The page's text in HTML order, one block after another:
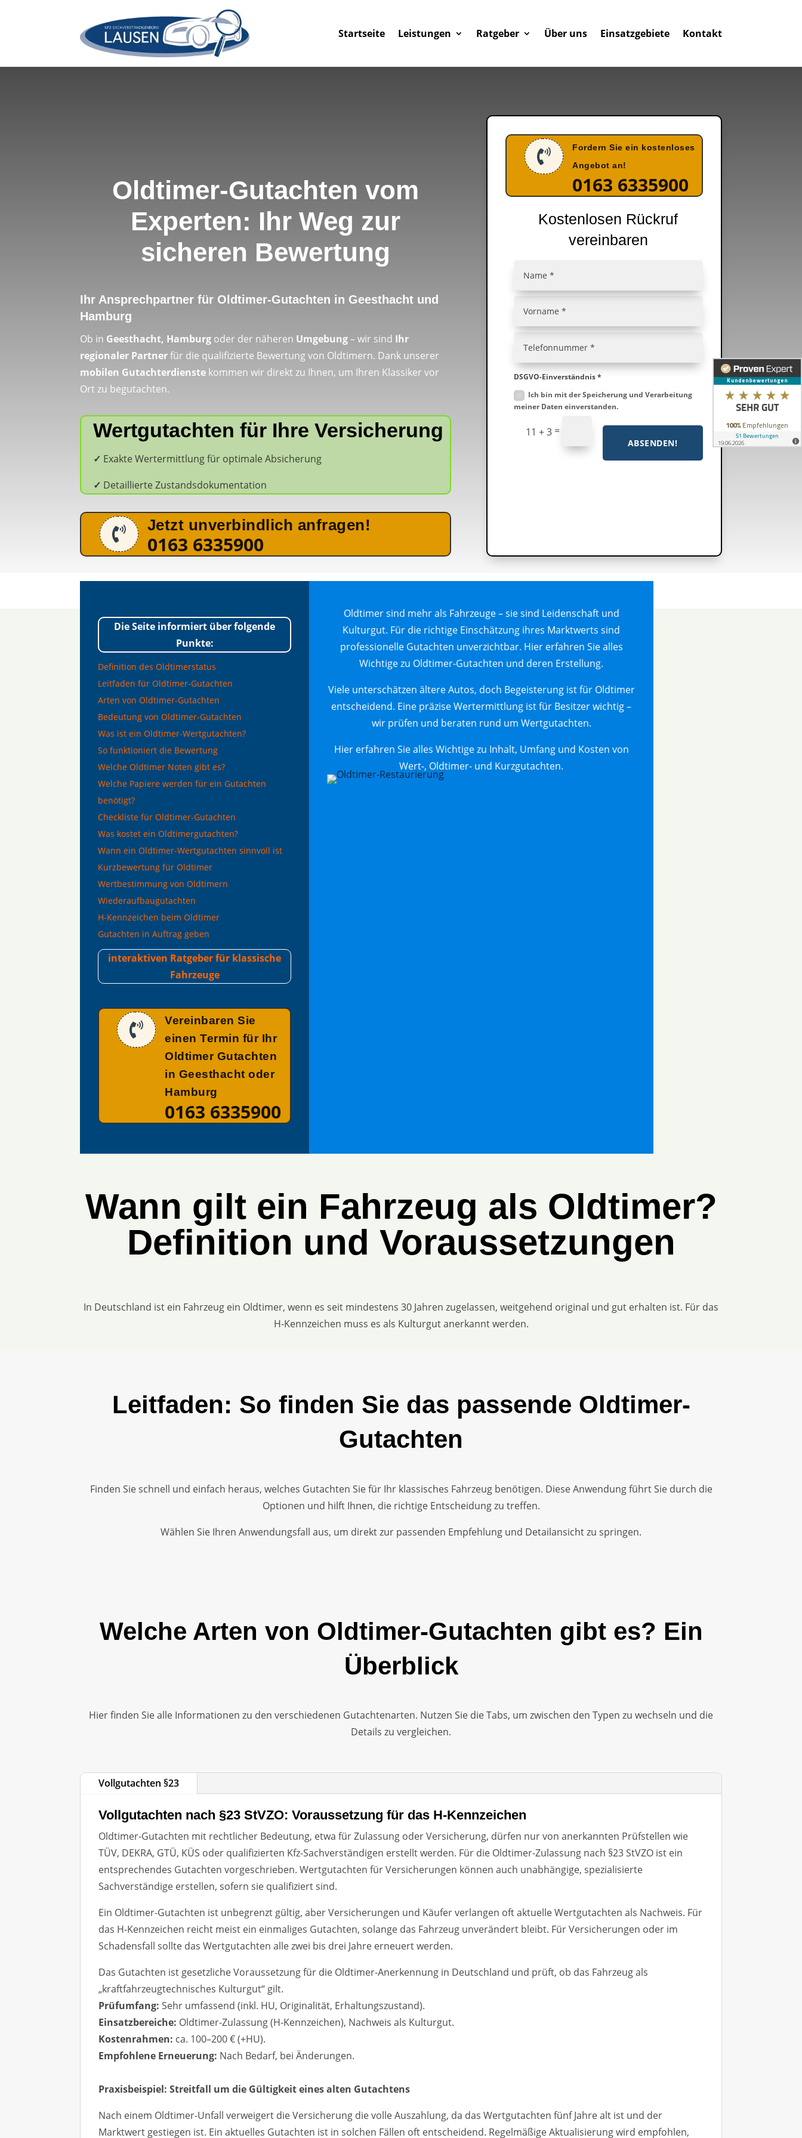
Startseite Leistungen Ratgeber Über uns Einsatzgebiete Kontakt
Oldtimer-Gutachten vom
Experten: Ihr Weg zur
sicheren Bewertung
Ihr Ansprechpartner für Oldtimer-Gutachten in Geesthacht und
Hamburg
Ob in Geesthacht, Hamburg oder der näheren Umgebung– wir sind Ihr
regionaler Partnerfür die qualifizierte Bewertung von Oldtimern. Dank unserer
mobilen Gutachterdienste kommen wir direkt zu Ihnen, um Ihren Klassiker vor
Ort zu begutachten.
Wertgutachten für Ihre Versicherung
✓ Exakte Wertermittlung für optimale Absicherung
✓ Detaillierte Zustandsdokumentation
 Jetzt unverbindlich anfragen!
0163 6335900

Fordern Sie ein kostenloses
Angebot an!
0163 6335900
Kostenlosen Rückruf
vereinbaren
DSGVO-Einverständnis *
Ich bin mit der Speicherung und Verarbeitung
meiner Daten einverstanden.
11 + 3=
ABSENDEN!
Die Seite informiert über folgende
Punkte:
Definition des Oldtimerstatus
Leitfaden für Oldtimer-Gutachten
Arten von Oldtimer-Gutachten
Bedeutung von Oldtimer-Gutachten
Was ist ein Oldtimer-Wertgutachten?
So funktioniert die Bewertung
Welche Oldtimer Noten gibt es?
Welche Papiere werden für ein Gutachten
benötigt?
Checkliste für Oldtimer-Gutachten
Was kostet ein Oldtimergutachten?
Wann ein Oldtimer-Wertgutachten sinnvoll ist
Kurzbewertung für Oldtimer
Wertbestimmung von Oldtimern
Wiederaufbaugutachten
H-Kennzeichen beim Oldtimer
Gutachten in Auftrag geben
interaktiven Ratgeber für klassische
Fahrzeuge

Vereinbaren Sie
einen Termin für Ihr
Oldtimer Gutachten
in Geesthacht oder
Hamburg
0163 6335900
Oldtimer sind mehr als Fahrzeuge – sie sind Leidenschaft und
Kulturgut. Für die richtige Einschätzung ihres Marktwerts sind
professionelle Gutachten unverzichtbar. Hier erfahren Sie alles
Wichtige zu Oldtimer-Gutachten und deren Erstellung.
Viele unterschätzen ältere Autos, doch Begeisterung ist für Oldtimer
entscheidend. Eine präzise Wertermittlung ist für Besitzer wichtig –
wir prüfen und beraten rund um Wertgutachten.
Hier erfahren Sie alles Wichtige zu Inhalt, Umfang und Kosten von
Wert-, Oldtimer- und Kurzgutachten.
Wann gilt ein Fahrzeug als Oldtimer?
Definition und Voraussetzungen
In Deutschland ist ein Fahrzeug ein Oldtimer, wenn es seit mindestens 30 Jahren zugelassen, weitgehend original und gut erhalten ist. Für das
H-Kennzeichen muss es als Kulturgut anerkannt werden.
Leitfaden: So finden Sie das passende Oldtimer-
Gutachten
Finden Sie schnell und einfach heraus, welches Gutachten Sie für Ihr klassisches Fahrzeug benötigen. Diese Anwendung führt Sie durch die
Optionen und hilft Ihnen, die richtige Entscheidung zu treffen.
Wählen Sie Ihren Anwendungsfall aus, um direkt zur passenden Empfehlung und Detailansicht zu springen.
Welche Arten von Oldtimer-Gutachten gibt es? Ein
Überblick
Hier finden Sie alle Informationen zu den verschiedenen Gutachtenarten. Nutzen Sie die Tabs, um zwischen den Typen zu wechseln und die
Details zu vergleichen.
Vollgutachten §23
Vollgutachten nach §23 StVZO: Voraussetzung für das H-Kennzeichen
Oldtimer-Gutachten mit rechtlicher Bedeutung, etwa für Zulassung oder Versicherung, dürfen nur von anerkannten Prüfstellen wie
TÜV, DEKRA, GTÜ, KÜS oder qualifizierten Kfz-Sachverständigen erstellt werden. Für die Oldtimer-Zulassung nach §23 StVZO ist ein
entsprechendes Gutachten vorgeschrieben. Wertgutachten für Versicherungen können auch unabhängige, spezialisierte
Sachverständige erstellen, sofern sie qualifiziert sind.
Ein Oldtimer-Gutachten ist unbegrenzt gültig, aber Versicherungen und Käufer verlangen oft aktuelle Wertgutachten als Nachweis. Für
das H-Kennzeichen reicht meist ein einmaliges Gutachten, solange das Fahrzeug unverändert bleibt. Für Versicherungen oder im
Schadensfall sollte das Wertgutachten alle zwei bis drei Jahre erneuert werden.
Das Gutachten ist gesetzliche Voraussetzung für die Oldtimer-Anerkennung in Deutschland und prüft, ob das Fahrzeug als
„kraftfahrzeugtechnisches Kulturgut“ gilt.
Prüfumfang:Sehr umfassend (inkl. HU, Originalität, Erhaltungszustand).
Einsatzbereiche: Oldtimer-Zulassung (H-Kennzeichen), Nachweis als Kulturgut.
Kostenrahmen: ca. 100–200 € (+HU).
Empfohlene Erneuerung: Nach Bedarf, bei Änderungen.
Praxisbeispiel: Streitfall um die Gültigkeit eines alten Gutachtens
Nach einem Oldtimer-Unfall verweigert die Versicherung die volle Auszahlung, da das Wertgutachten fünf Jahre alt ist und der
Marktwert gestiegen ist. Ein aktuelles Gutachten ist in solchen Fällen oft entscheidend. Regelmäßige Aktualisierung wird empfohlen,